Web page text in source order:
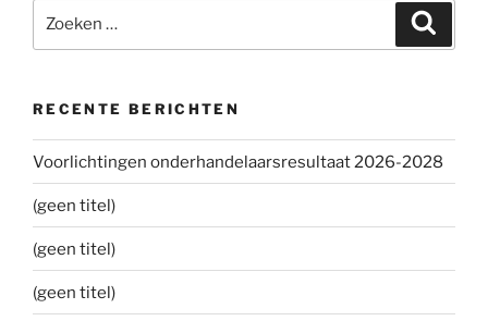
Zoeken
RECENTE BERICHTEN
Voorlichtingen onderhandelaarsresultaat 2026-2028
(geen titel)
(geen titel)
(geen titel)